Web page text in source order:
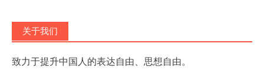
关于我们
致力于提升中国人的表达自由、思想自由。